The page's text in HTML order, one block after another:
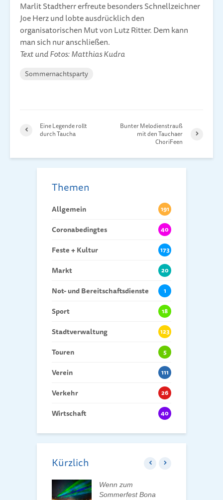
Marlit Stadtherr erfreute besonders Schnellzeichner
Joe Herz und lobte ausdrücklich den
organisatorischen Mut von Lutz Ritter. Dem kann
man sich nur anschließen.
Text und Fotos: Matthias Kudra
Sommernachtsparty
Eine Legende rollt
durch Taucha
Bunter Melodienstrauß
mit den Tauchaer
ChoriFeen
Themen
Allgemein 191
Coronabedingtes 40
Feste + Kultur 173
Markt 20
Not- und Bereitschaftsdienste 1
Sport 18
Stadtverwaltung 123
Touren 5
Verein 111
Verkehr 26
Wirtschaft 40
Kürzlich
Wenn zum
Sommerfest Bona